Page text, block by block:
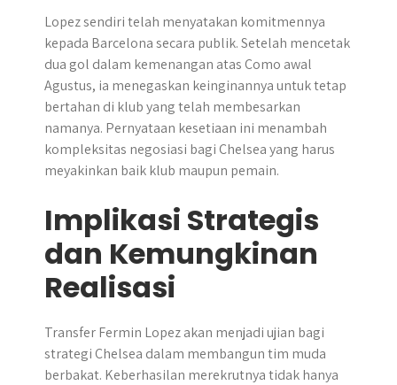
Lopez sendiri telah menyatakan komitmennya
kepada Barcelona secara publik. Setelah mencetak
dua gol dalam kemenangan atas Como awal
Agustus, ia menegaskan keinginannya untuk tetap
bertahan di klub yang telah membesarkan
namanya. Pernyataan kesetiaan ini menambah
kompleksitas negosiasi bagi Chelsea yang harus
meyakinkan baik klub maupun pemain.
Implikasi Strategis
dan Kemungkinan
Realisasi
Transfer Fermin Lopez akan menjadi ujian bagi
strategi Chelsea dalam membangun tim muda
berbakat. Keberhasilan merekrutnya tidak hanya